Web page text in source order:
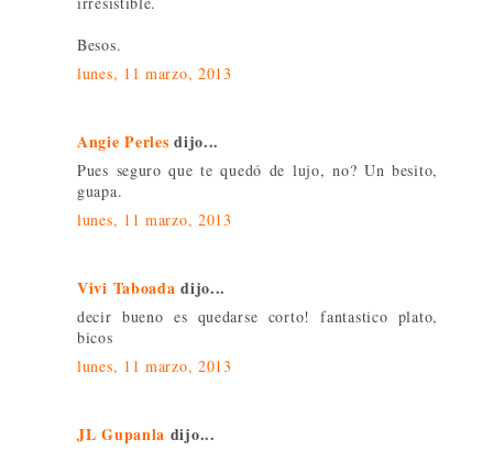
Besos.
lunes, 11 marzo, 2013
Angie Perles dijo...
Pues seguro que te quedó de lujo, no? Un besito,
guapa.
lunes, 11 marzo, 2013
Vivi Taboada dijo...
decir bueno es quedarse corto! fantastico plato,
bicos
lunes, 11 marzo, 2013
JL Gupanla dijo...